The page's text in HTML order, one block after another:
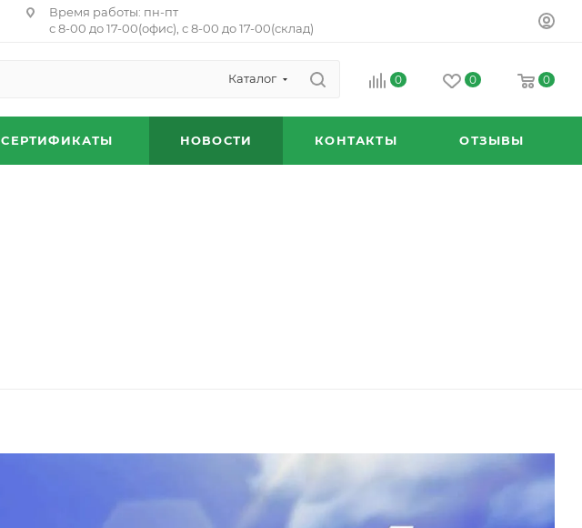
Время работы: пн-пт
с 8-00 до 17-00(офис), с 8-00 до 17-00(склад)
Каталог 0 0 0
СЕРТИФИКАТЫ НОВОСТИ КОНТАКТЫ ОТЗЫВЫ